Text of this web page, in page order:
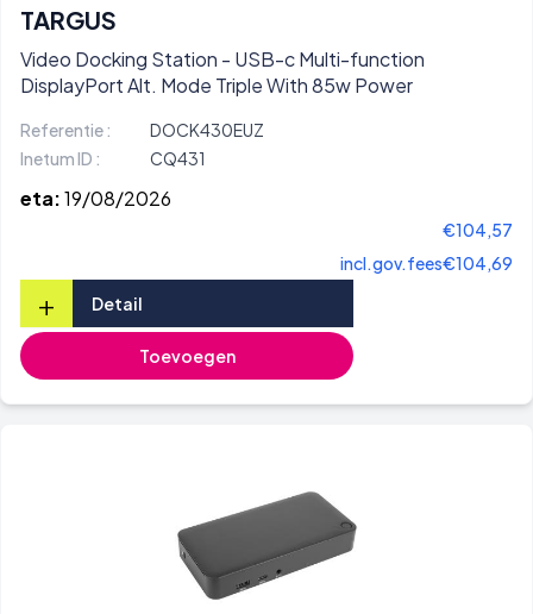
TARGUS
Video Docking Station - USB-c Multi-function
DisplayPort Alt. Mode Triple With 85w Power
Referentie :
DOCK430EUZ
Inetum ID :
CQ431
eta:19/08/2026
€104,57
incl.gov.fees€104,69
+ Detail
Toevoegen